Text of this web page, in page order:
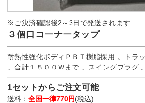
※ご決済確認後2～3日で発送されます
３個口コーナータップ
耐熱性強化ボディＰＢＴ樹脂採用 。トラ
。合計１５００Ｗまで 。スイングプラグ 。
1セットからご注文可能
送料： 全国一律770円(税込)